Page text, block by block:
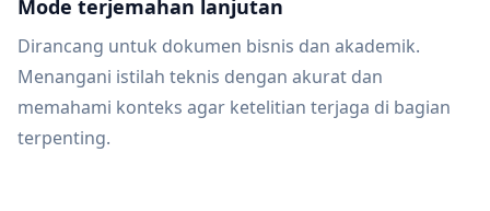
Mode terjemahan lanjutan
Dirancang untuk dokumen bisnis dan akademik.
Menangani istilah teknis dengan akurat dan
memahami konteks agar ketelitian terjaga di bagian
terpenting.